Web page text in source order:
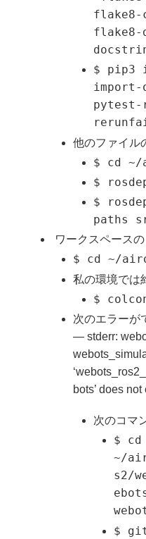
flake8-
flake8-
$ pip3
import-
pytest-
他のファイル
$ cd ~/
$
$
paths
ワークスペース
$ cd ~/
私の環境では
$
次のエラーが
— stderr:
bots’ does not
次のコマ
$ cd
~/
s2/
$